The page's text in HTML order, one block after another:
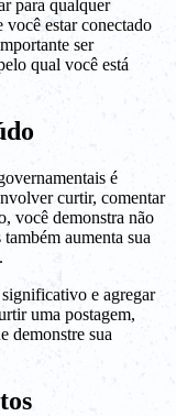
para qualquer
estar conectado
ser
qual você está
é
curtir, comentar
você demonstra não
aumenta sua
e agregar
uma postagem,
demonstre sua